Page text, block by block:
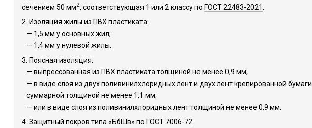
сечением 50 мм2, соответствующая 1 или 2 классу по ГОСТ 22483-2021
2. Изоляция жилы из ПВХ пластиката:
— 1,5 мм у основных жил;
— 1,4 мм у нулевой жилы.
3. Поясная изоляция:
— выпрессованная из ПВХ пластиката толщиной не менее 0,9 мм;
— в виде слоя из двух поливинилхлоридных лент и двух лент крепированной бумаги
суммарной толщиной не менее 1,1 мм;
— или в виде слоя из поливинилхлоридных лент толщиной не менее 0,9 мм.
4. Защитный покров типа «БбШв» по ГОСТ 7006-72